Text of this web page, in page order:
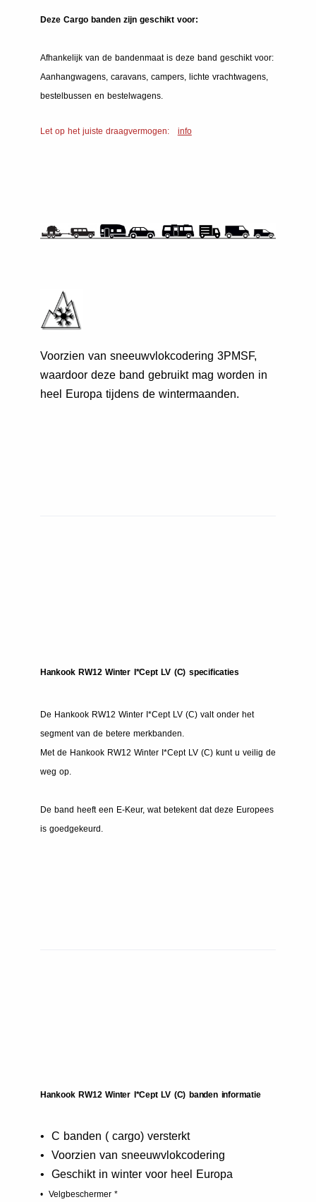
Deze Cargo banden zijn geschikt voor:
Afhankelijk van de bandenmaat is deze band geschikt voor:
Aanhangwagens, caravans, campers, lichte vrachtwagens,
bestelbussen en bestelwagens.
Let op het juiste draagvermogen: info
Voorzien van sneeuwvlokcodering 3PMSF,
waardoor deze band gebruikt mag worden in
heel Europa tijdens de wintermaanden.
Hankook RW12 Winter I*Cept LV (C) specificaties
De Hankook RW12 Winter I*Cept LV (C) valt onder het
segment van de betere merkbanden.
Met de Hankook RW12 Winter I*Cept LV (C) kunt u veilig de
weg op.
De band heeft een E-Keur, wat betekent dat deze Europees
is goedgekeurd.
Hankook RW12 Winter I*Cept LV (C) banden informatie
• C banden ( cargo) versterkt
• Voorzien van sneeuwvlokcodering
• Geschikt in winter voor heel Europa
• Velgbeschermer *